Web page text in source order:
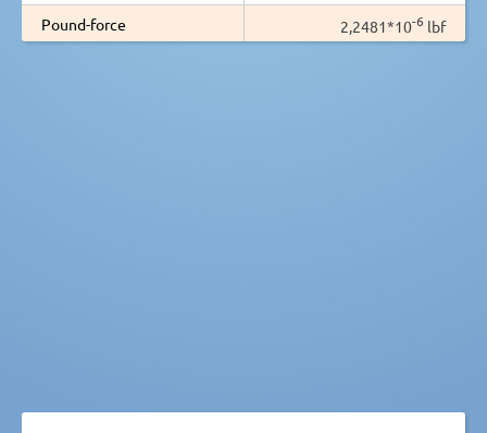
Pound-force
2,2481*10-6 lbf